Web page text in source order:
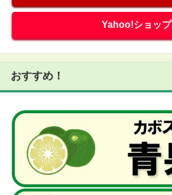
Yahoo!ショップ
おすすめ！